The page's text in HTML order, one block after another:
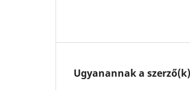
Ugyanannak a